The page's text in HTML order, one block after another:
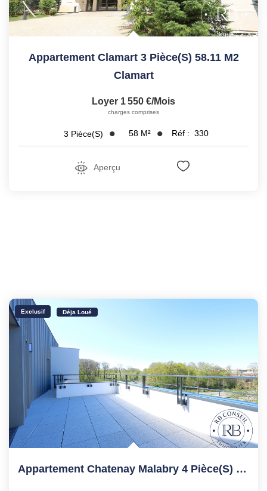
Appartement Clamart 3 Pièce(s) 58.11 M2
Clamart
Loyer 1 550 €/mois
charges comprises
3 Pièce(s) 58 M² Réf : 330
Aperçu
Exclusif Déja Loué
Appartement Chatenay Malabry 4 Pièce(s) 79.69 M2 Dernier...